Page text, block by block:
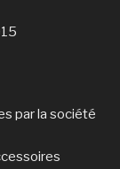
par la société